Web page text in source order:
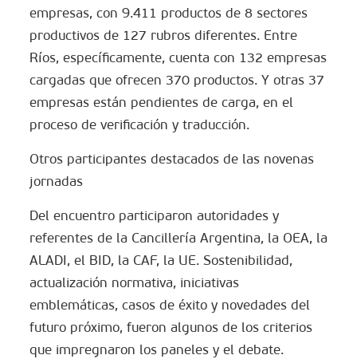
empresas, con 9.411 productos de 8 sectores
productivos de 127 rubros diferentes. Entre
Ríos, específicamente, cuenta con 132 empresas
cargadas que ofrecen 370 productos. Y otras 37
empresas están pendientes de carga, en el
proceso de verificación y traducción.
Otros participantes destacados de las novenas
jornadas
Del encuentro participaron autoridades y
referentes de la Cancillería Argentina, la OEA, la
ALADI, el BID, la CAF, la UE. Sostenibilidad,
actualización normativa, iniciativas
emblemáticas, casos de éxito y novedades del
futuro próximo, fueron algunos de los criterios
que impregnaron los paneles y el debate.